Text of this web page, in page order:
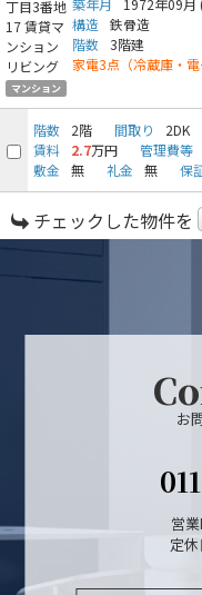
マンション
築年月
1972年09月
構造 鉄骨造
階数 3階建
家電3点（冷蔵庫・
階数 2階 間取り 2DK
賃料 2.7万円 管理費等
敷金
無 礼金 無 保
チェックした物件を
お
営
定